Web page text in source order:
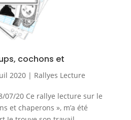
cochons et
2020| Rallyes Lecture
07/20 Ce rallye lecture sur le
et chaperons », m’a été